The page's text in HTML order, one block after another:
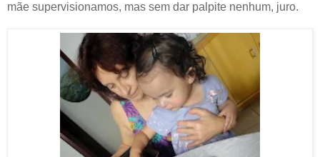
mãe supervisionamos, mas sem dar palpite nenhum, juro.